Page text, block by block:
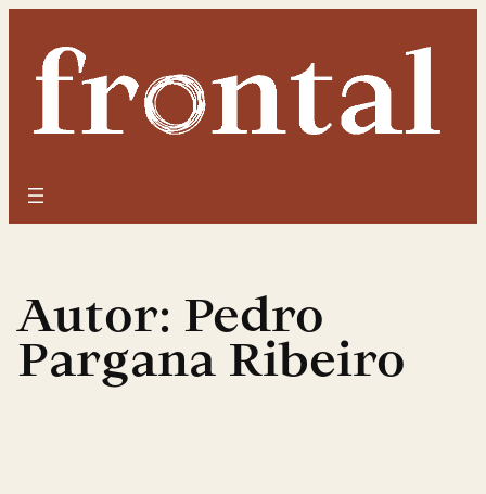
para
Autor: Pedro
Pargana Ribeiro